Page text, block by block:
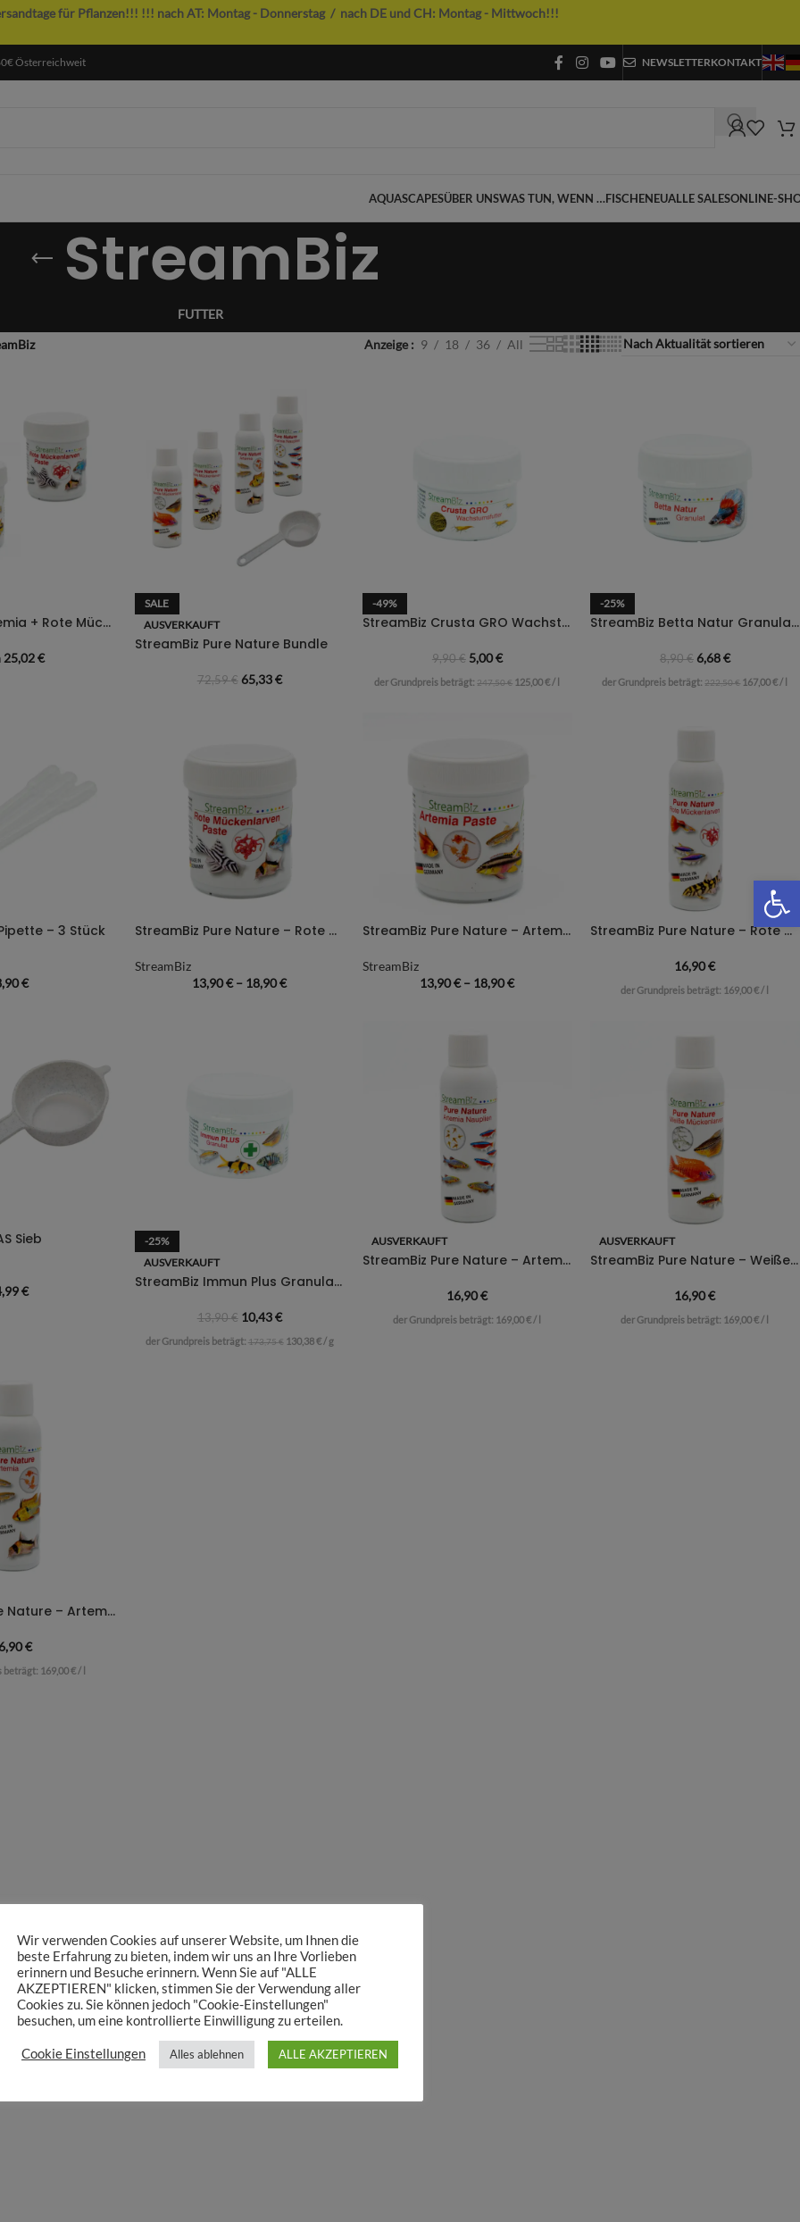
für Pflanzen!!! !!! nach AT: Montag - Donnerstag / nach DE und CH: Montag - Mittwoch!!!
Österreichweit NEWSLETTERKONTAKT
AQUASCAPESÜBER UNSWAS TUN, WENN …FISCHENEUALLE SALESONLINE-
StreamBiz
FUTTER
Anzeige 9 18 36 All
StreamBiz Artemia + Rote Mückenlarve Paste Bundle
25,02€
SALE
AUSVERKAUFT
StreamBiz Pure Nature Bundle
72,59€ 65,33€
-49%
StreamBiz Crusta GRO Wachstumsfutter
9,90€ 5,00€
der Grundpreis beträgt: 247,50€ 125,00€/ l
-25%
StreamBiz Betta Natur Granulat – 40g
8,90€ 6,68€
der Grundpreis beträgt: 222,50€ 167,00€/ l
– 3 Stück
€
StreamBiz Pure Nature – Rote Mückenlarven Paste
StreamBiz
13,90€– 18,90€
StreamBiz Pure Nature – Artemia Paste
StreamBiz
13,90€– 18,90€
StreamBiz Pure Nature – Rote Mückenlarven
16,90€
der Grundpreis beträgt: 169,00€/ l
Sieb
€
-25%
AUSVERKAUFT
StreamBiz Immun Plus Granulat – 80g
13,90€ 10,43€
der Grundpreis beträgt: 173,75€ 130,38€/ g
AUSVERKAUFT
StreamBiz Pure Nature – Artemia Nauplien
16,90€
der Grundpreis beträgt: 169,00€/ l
AUSVERKAUFT
StreamBiz Pure Nature – Weiße Mückenlarven
16,90€
der Grundpreis beträgt: 169,00€/ l
StreamBiz Pure Nature – Artemia
€
beträgt: 169,00€/ l
Wir verwenden Cookies auf unserer Website, um Ihnen die
beste Erfahrung zu bieten, indem wir uns an Ihre Vorlieben
erinnern und Besuche erinnern. Wenn Sie auf "ALLE
AKZEPTIEREN" klicken, stimmen Sie der Verwendung aller
Cookies zu. Sie können jedoch "Cookie-Einstellungen"
besuchen, um eine kontrollierte Einwilligung zu erteilen.
Cookie Einstellungen Alles ablehnen ALLE AKZEPTIEREN